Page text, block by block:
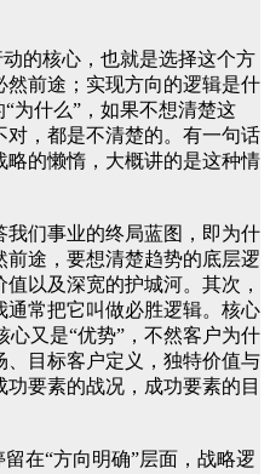
的核心，也就是选择这个方
前途；实现方向的逻辑是什
什么”，如果不想清楚这
，都是不清楚的。有一句话
的懒惰，大概讲的是这种情
我们事业的终局蓝图，即为什
途，要想清楚趋势的底层逻
以及深宽的护城河。其次，
常把它叫做必胜逻辑。核心
心又是“优势”，不然客户为什
目标客户定义，独特价值与
要素的战况，成功要素的目
在“方向明确”层面，战略逻